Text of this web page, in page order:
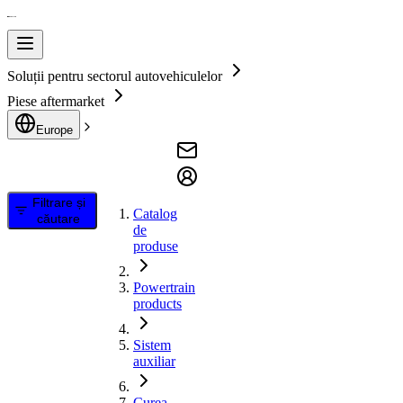
Soluții pentru sectorul autovehiculelor
Piese aftermarket
Europe
Filtrare și
căutare
Catalog
de
produse
Powertrain
products
Sistem
auxiliar